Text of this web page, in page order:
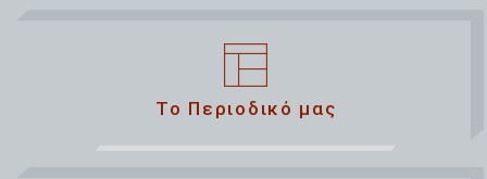
Το Περιοδικό μας